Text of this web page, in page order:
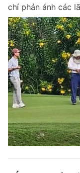
Chào ngày mới
Tin thị trường
Video
Sản phẩm khác
Tiện ích
Đăng xuất
chí phản ánh các